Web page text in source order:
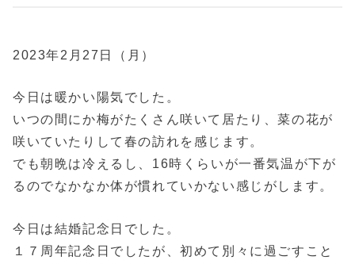
2023年2月27日（月）
今日は暖かい陽気でした。
いつの間にか梅がたくさん咲いて居たり、菜の花が
咲いていたりして春の訪れを感じます。
でも朝晩は冷えるし、16時くらいが一番気温が下が
るのでなかなか体が慣れていかない感じがします。
今日は結婚記念日でした。
１７周年記念日でしたが、初めて別々に過ごすこと